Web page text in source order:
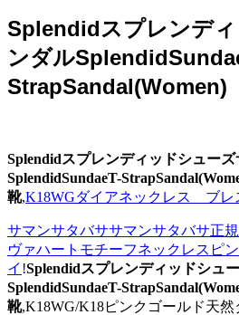
Splendidスプレンデ
ンダル
Splendidスプレンディッドシュー
SplendidSundaeT-
靴,K18WGダイアネックレス ブレ
サマンサタバササマンサタバサ正
ヴァハートモチーフネックレスピ
イ !Splendidスプレンディッドシュ
SplendidSundaeT-
靴,K18WG/K18ピンクゴールド天